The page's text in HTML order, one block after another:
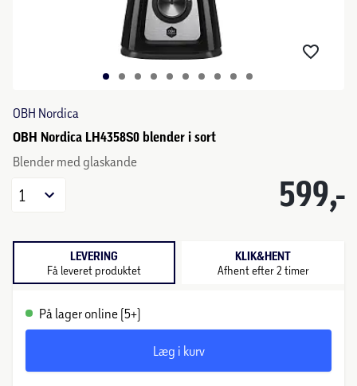
OBH Nordica
OBH Nordica LH4358S0 blender i sort
Blender med glaskande
599,-
1
LEVERING
Få leveret produktet
KLIK&HENT
Afhent efter 2 timer
På lager online (5+)
Læg i kurv